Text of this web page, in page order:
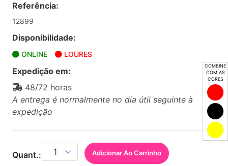
COMBINE
COM AS
CORES
Referência:
12899
Disponibilidade:
ONLINE LOURES
Expedição em:
48/72 horas
A entrega é normalmente no dia útil seguinte à
expedição
Quant.: Adicionar Ao Carrinho